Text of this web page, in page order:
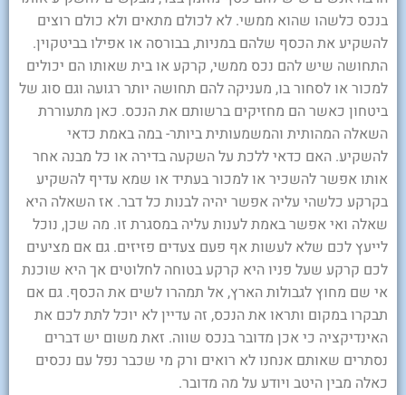
בנכס כלשהו שהוא ממשי. לא לכולם מתאים ולא כולם רוצים
להשקיע את הכסף שלהם במניות, בבורסה או אפילו בביטקוין.
התחושה שיש להם נכס ממשי, קרקע או בית שאותו הם יכולים
למכור או לסחור בו, מעניקה להם תחושה יותר רגועה וגם סוג של
ביטחון כאשר הם מחזיקים ברשותם את הנכס. כאן מתעוררת
השאלה המהותית והמשמעותית ביותר- במה באמת כדאי
להשקיע. האם כדאי ללכת על השקעה בדירה או כל מבנה אחר
אותו אפשר להשכיר או למכור בעתיד או שמא עדיף להשקיע
בקרקע כלשהי עליה אפשר יהיה לבנות כל דבר. אז השאלה היא
שאלה ואי אפשר באמת לענות עליה במסגרת זו. מה שכן, נוכל
לייעץ לכם שלא לעשות אף פעם צעדים פזיזים. גם אם מציעים
לכם קרקע שעל פניו היא קרקע בטוחה לחלוטים אך היא שוכנת
אי שם מחוץ לגבולות הארץ, אל תמהרו לשים את הכסף. גם אם
תבקרו במקום ותראו את הנכס, זה עדיין לא יוכל לתת לכם את
האינדיקציה כי אכן מדובר בנכס שווה. זאת משום יש דברים
נסתרים שאותם אנחנו לא רואים ורק מי שכבר נפל עם נכסים
כאלה מבין היטב ויודע על מה מדובר.